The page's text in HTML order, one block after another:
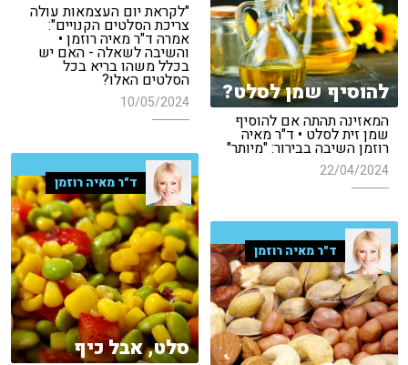
"לקראת יום העצמאות עולה
צריכת הסלטים הקנויים":
אמרה ד"ר מאיה רוזמן •
והשיבה לשאלה - האם יש
בכלל משהו בריא בכל
הסלטים האלו?
10/05/2024 להוסיף שמן לסלט?
המאזינה תהתה אם להוסיף
שמן זית לסלט • ד"ר מאיה
רוזמן השיבה בבירור: "מיותר"
22/04/2024
ד"ר מאיה רוזמן
סלט, אבל כיף
ד"ר מאיה רוזמן